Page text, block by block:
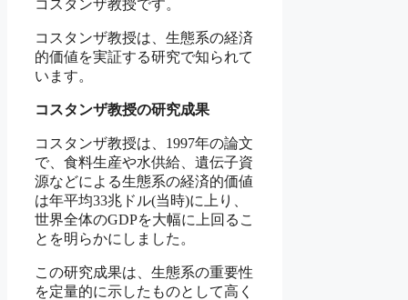
コスタンザ教授です。
コスタンザ教授は、生態系の経済
的価値を実証する研究で知られて
います。
コスタンザ教授の研究成果
コスタンザ教授は、1997年の論文
で、食料生産や水供給、遺伝子資
源などによる生態系の経済的価値
は年平均33兆ドル(当時)に上り、
世界全体のGDPを大幅に上回るこ
とを明らかにしました。
この研究成果は、生態系の重要性
を定量的に示したものとして高く